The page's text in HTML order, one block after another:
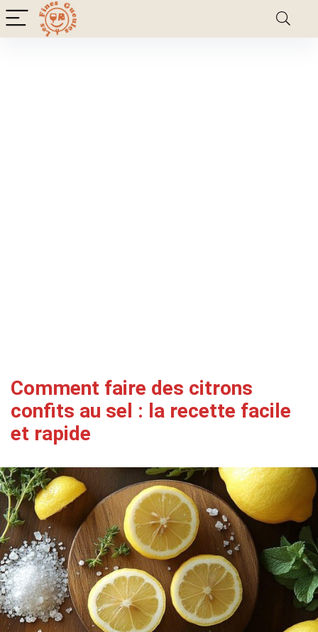
Comment faire des citrons
confits au sel : la recette facile
et rapide